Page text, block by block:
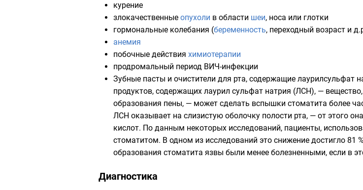
курение
злокачественные опухоли в области шеи, носа или глотки
гормональные колебания (беременность, переходный возраст и
анемия
побочные действия химиотерапии
продромальный период ВИЧ-инфекции
Зубные пасты и очистители для рта, содержащие лаурилсульфат
продуктов, содержащих лаурил сульфат натрия (ЛСН), —
образования пены, — может сделать вспышки стоматита более
ЛСН оказывает на слизистую оболочку полости рта, — от этого
кислот. По данным некоторых исследований, пациенты,
стоматитом. В одном из исследований это снижение достигло
образования стоматита язвы были менее болезненными, если в
Диагностика